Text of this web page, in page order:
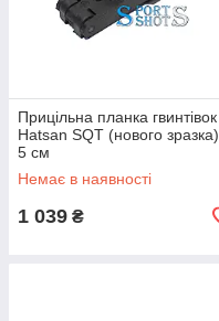
Прицільна планка гвинтівок
Hatsan SQT (нового зразка),
5 см
Немає в наявності
1 039 ₴